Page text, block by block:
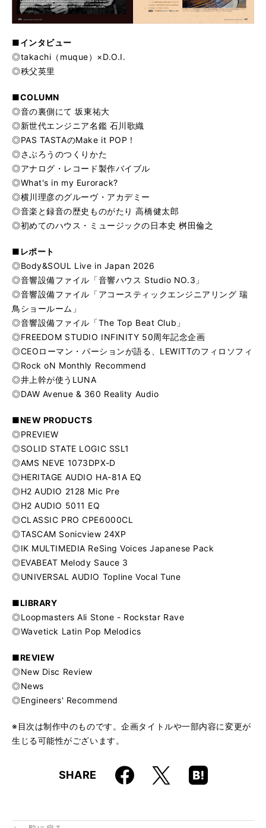
■インタビュー
◎takachi（muque）×D.O.I.
◎秩父英里
■COLUMN
◎音の裏側にて 坂東祐大
◎新世代エンジニア名鑑 石川歌織
◎PAS TASTAのMake it POP！
◎さぶろうのつくりかた
◎アナログ・レコード製作バイブル
◎What's in my Eurorack?
◎横川理彦のグルーヴ・アカデミー
◎音楽と録音の歴史ものがたり 高橋健太郎
◎初めてのハウス・ミュージックの日本史 桝田倫之
■レポート
◎Body&SOUL Live in Japan 2026
◎音響設備ファイル「音響ハウス Studio NO.3」
◎音響設備ファイル「アコースティックエンジニアリング 瑞
鳥ショールーム」
◎音響設備ファイル「The Top Beat Club」
◎FREEDOM STUDIO INFINITY 50周年記念企画
◎CEOローマン・パーションが語る、LEWITTのフィロソフィ
◎Rock oN Monthly Recommend
◎井上幹が使うLUNA
◎DAW Avenue & 360 Reality Audio
■NEW PRODUCTS
◎PREVIEW
◎SOLID STATE LOGIC SSL1
◎AMS NEVE 1073DPX-D
◎HERITAGE AUDIO HA-81A EQ
◎H2 AUDIO 2128 Mic Pre
◎H2 AUDIO 5011 EQ
◎CLASSIC PRO CPE6000CL
◎TASCAM Sonicview 24XP
◎IK MULTIMEDIA ReSing Voices Japanese Pack
◎EVABEAT Melody Sauce 3
◎UNIVERSAL AUDIO Topline Vocal Tune
■LIBRARY
◎Loopmasters Ali Stone - Rockstar Rave
◎Wavetick Latin Pop Melodics
■REVIEW
◎New Disc Review
◎News
◎Engineers' Recommend
※目次は制作中のものです。企画タイトルや一部内容に変更が
生じる可能性がございます。
SHARE Faceboo
k
X
Hatena
Boo